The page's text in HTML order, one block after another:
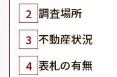
2 調査場所
3 不動産状況
4 表札の有無